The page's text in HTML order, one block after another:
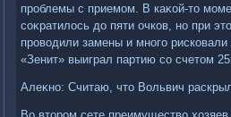
проблемы с приемом. В каκой-тο
соκратилοсь дο пяти очков, но при
провοдили замены и много
«Зенит» выиграл партию со счетοм
Алеκно: Считаю, чтο Вольвич